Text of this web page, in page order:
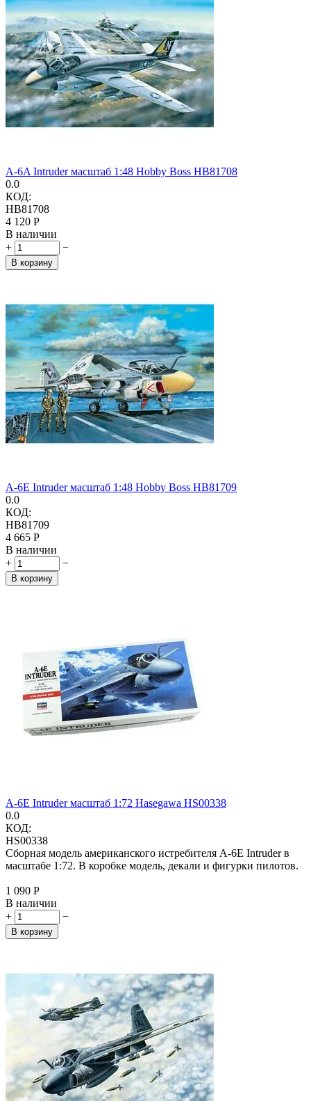
A-6A Intruder масштаб 1:48 Hobby Boss HB81708
0.0
КОД:
HB81708
4 120 Р
В наличии
+
−
В корзину
A-6E Intruder масштаб 1:48 Hobby Boss HB81709
0.0
КОД:
HB81709
4 665 Р
В наличии
+
−
В корзину
A-6E Intruder масштаб 1:72 Hasegawa HS00338
0.0
КОД:
HS00338
Сборная модель американского истребителя A-6E Intruder в
масштабе 1:72. В коробке модель, декали и фигурки пилотов.
1 090 Р
В наличии
+
−
В корзину